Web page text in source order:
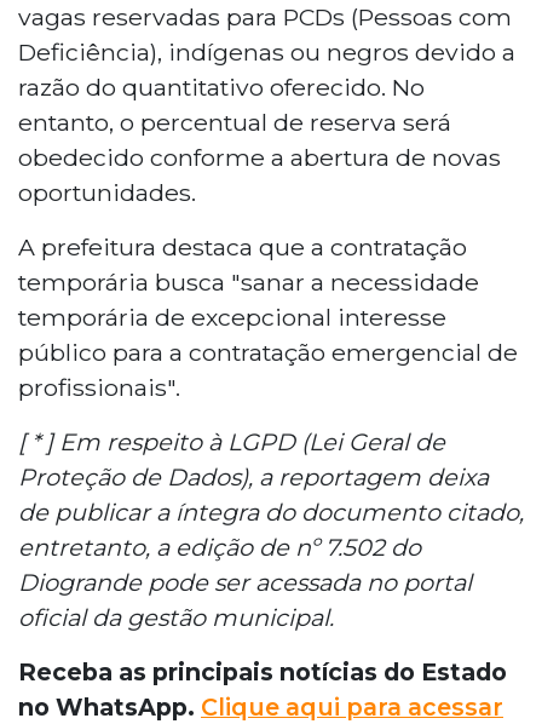
vagas reservadas para PCDs (Pessoas com
Deficiência), indígenas ou negros devido a
razão do quantitativo oferecido. No
entanto, o percentual de reserva será
obedecido conforme a abertura de novas
oportunidades.
A prefeitura destaca que a contratação
temporária busca "sanar a necessidade
temporária de excepcional interesse
público para a contratação emergencial de
profissionais".
[ * ] Em respeito à LGPD (Lei Geral de
Proteção de Dados), a reportagem deixa
de publicar a íntegra do documento citado,
entretanto, a edição de nº 7.502 do
Diogrande pode ser acessada no portal
oficial da gestão municipal.
Receba as principais notícias do Estado
no WhatsApp. Clique aqui para acessar